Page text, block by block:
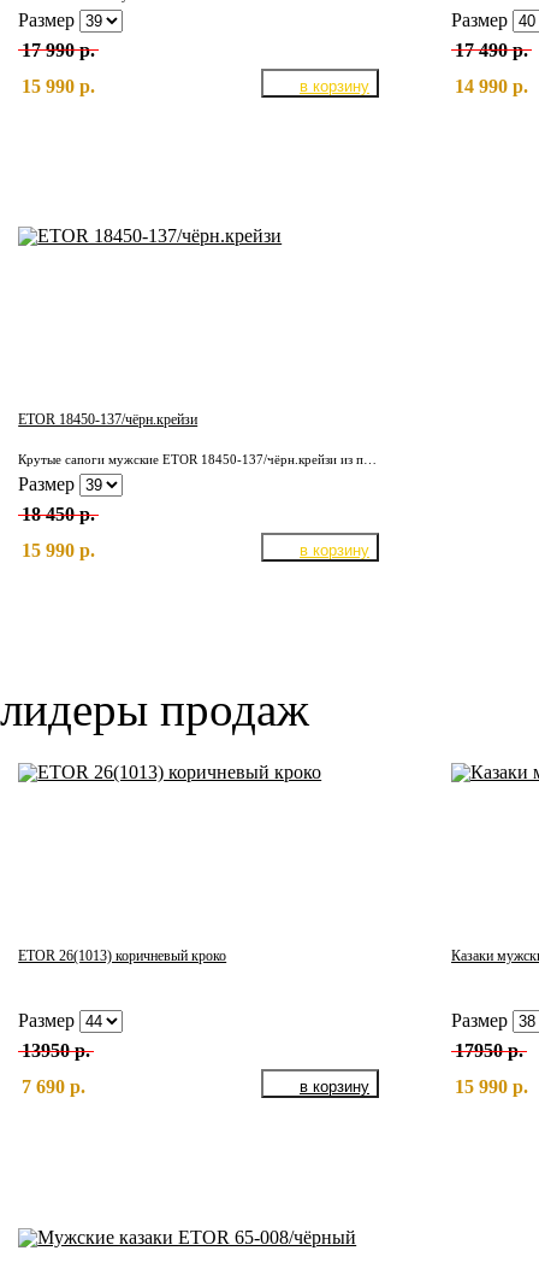
Размер
17 990 р.
15 990 р.
Размер
17 490 р.
14 990 р.
ETOR 18450-137/чёрн.крейзи
Крутые сапоги мужские ETOR 18450-137/чёрн.крейзи из плотной кожи КРС. Подкладка полностью из отборной, натуральной кожи. Надёжная, износостойкая подошва.
Размер
18 450 р.
15 990 р.
лидеры продаж
ETOR 26(1013) коричневый кроко
Размер
13950 р.
7 690 р.
Казаки
Размер
17950 р.
15 990 р.